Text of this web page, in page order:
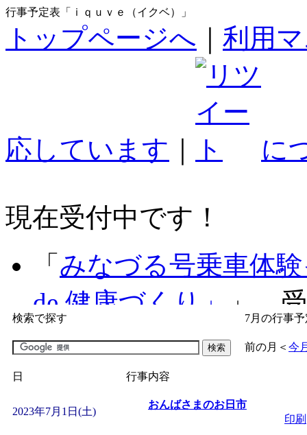
行事予定表「ｉｑｕｖｅ（イクベ）」
トップページへ 利用
応しています に
現在受付中です！
「 みなづる号乗車体
de 健康づくり」
」 受
「子育て交流広場「
間：2026/07/09～
「皆鶴姫のこびる塾
検索で探す 7月の行事
前の月 ＜ 今
日 行事内容
2023年7月1日(土)
おんばさまのお日市
印刷